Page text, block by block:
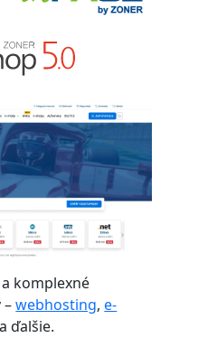
komplexné
–webhosting,e-
a ďalšie.